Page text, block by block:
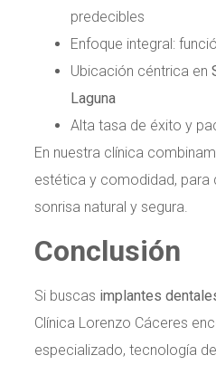
predecibles
Enfoque integral:
Ubicación céntrica en
Laguna
Alta tasa de éxito y
En nuestra clínica
estética y comodidad, para
sonrisa natural y segura.
Conclusión
Si buscas implantes
Clínica Lorenzo Cáceres
especializado, tecnología